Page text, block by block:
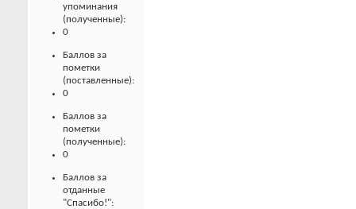
упоминания
(полученные):
0
Баллов за
пометки
(поставленные):
0
Баллов за
пометки
(полученные):
0
Баллов за
отданные
"Спасибо!":